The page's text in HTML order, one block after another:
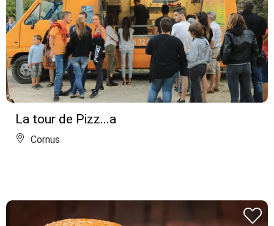
La tour de Pizz...a
Cornus